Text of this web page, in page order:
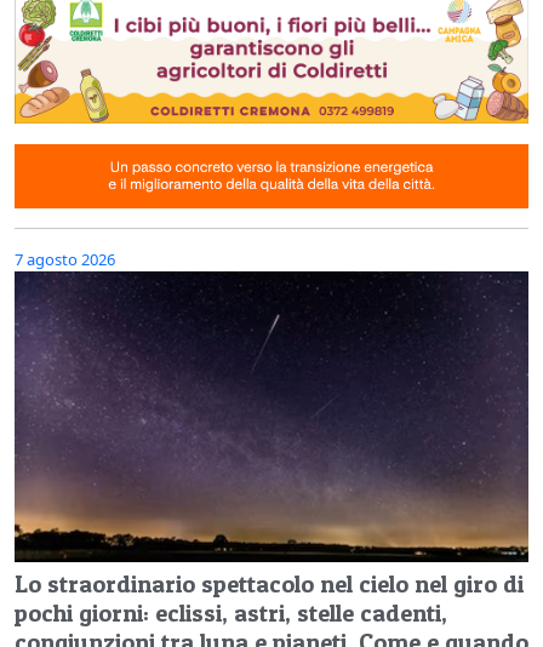
7 agosto 2026
Lo straordinario spettacolo nel cielo nel giro di
pochi giorni: eclissi, astri, stelle cadenti,